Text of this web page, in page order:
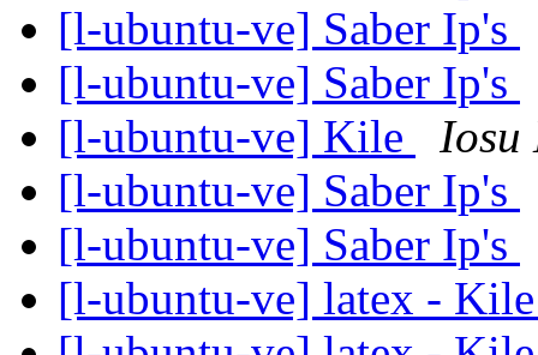
[l-ubuntu-ve] Saber Ip's
[l-ubuntu-ve] Saber Ip's
[l-ubuntu-ve] Kile
Iosu
[l-ubuntu-ve] Saber Ip's
[l-ubuntu-ve] Saber Ip's
[l-ubuntu-ve] latex -